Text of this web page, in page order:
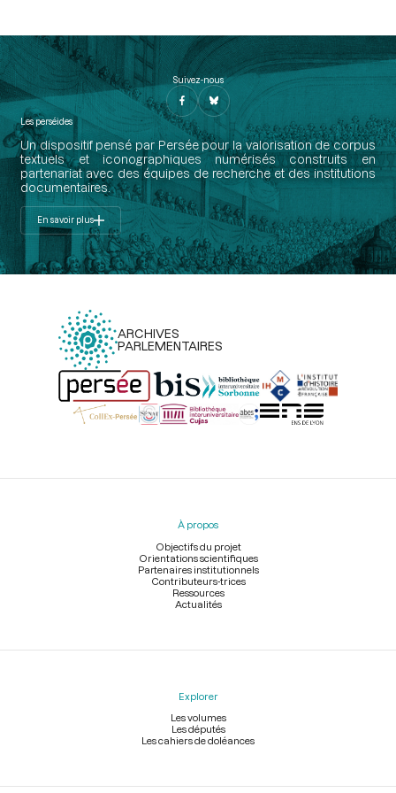
Suivez-nous
Les perséides
Un dispositif pensé par Persée pour la valorisation de corpus
textuels et iconographiques numérisés construits en
partenariat avec des équipes de recherche et des institutions
documentaires.
En savoir plus
ARCHIVES
PARLEMENTAIRES
Menu
À propos
Objectifs du projet
Orientations scientifiques
Partenaires institutionnels
Contributeurs-trices
Ressources
Actualités
Explorer
Les volumes
Les députés
Les cahiers de doléances